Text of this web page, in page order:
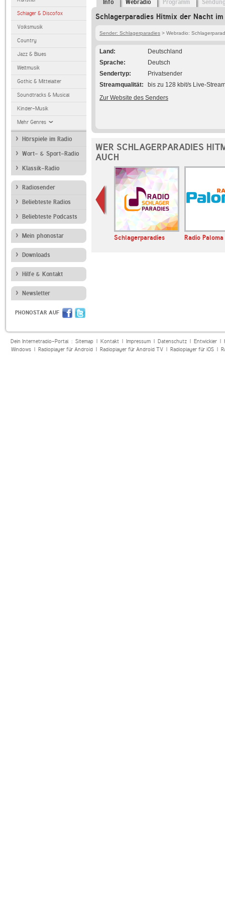
Schlager & Discofox
Volksmusik
Country
Jazz & Blues
Weltmusik
Gothic & Mittelalter
Soundtracks & Musical
Kinder-Musik
Mehr Genres
Hörspiele im Radio
Wort- & Sport-Radio
Klassik-Radio
Radiosender
Beliebteste Radios
Beliebteste Podcasts
Mein phonostar
Downloads
Hilfe & Kontakt
Newsletter
PHONOSTAR AUF
Info Webradio Programm
Schlagerparadies Hitmix der Nacht
Sender: Schlagerparadies > Webradio:
Land
Deutschland
Sprache
Deutsch
Sendertyp
Privatsender
Streamqualität
bis zu 128 kbit/s Live-
Zur Website des Senders
WER SCHLAGERPARADIES
AUCH
Radio ANTENNE BAYERN Schlagerparadies Radio Paloma
Dein Internetradio-Portal : Sitemap| Kontakt| Impressum| Datenschutz| Entwickler|
Windows| Radioplayer für Android| Radioplayer für Android TV| Radioplayer für iOS|